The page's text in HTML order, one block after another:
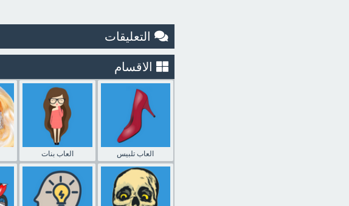
التعليقات
الاقسام
العاب بنات العاب تلبيس